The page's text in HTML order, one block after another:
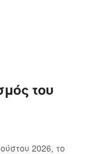
του
2026, το